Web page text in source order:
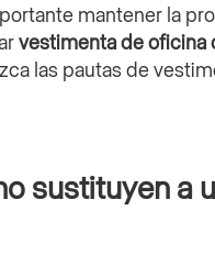
mantener la
vestimenta de oficina
las pautas de
sustituyen a